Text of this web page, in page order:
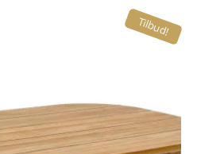
Tilbud!